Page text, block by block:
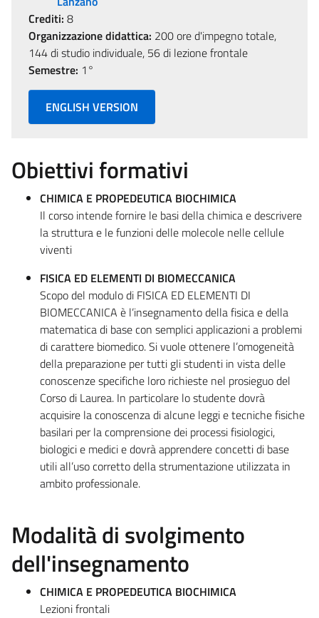
Crediti: 8
Organizzazione didattica: 200 ore d'impegno totale,
144 di studio individuale, 56 di lezione frontale
Semestre: 1°
ENGLISH VERSION
Obiettivi formativi
CHIMICA E PROPEDEUTICA BIOCHIMICA
Il corso intende fornire le basi della chimica e descrivere
la struttura e le funzioni delle molecole nelle cellule
viventi
FISICA ED ELEMENTI DI BIOMECCANICA
Scopo del modulo di FISICA ED ELEMENTI DI
BIOMECCANICA è l’insegnamento della fisica e della
matematica di base con semplici applicazioni a problemi
di carattere biomedico. Si vuole ottenere l’omogeneità
della preparazione per tutti gli studenti in vista delle
conoscenze specifiche loro richieste nel prosieguo del
Corso di Laurea. In particolare lo studente dovrà
acquisire la conoscenza di alcune leggi e tecniche fisiche
basilari per la comprensione dei processi fisiologici,
biologici e medici e dovrà apprendere concetti di base
utili all’uso corretto della strumentazione utilizzata in
ambito professionale.
Modalità di svolgimento
dell'insegnamento
CHIMICA E PROPEDEUTICA BIOCHIMICA
Lezioni frontali